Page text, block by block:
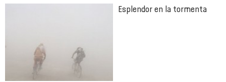
Esplendor en la tormenta